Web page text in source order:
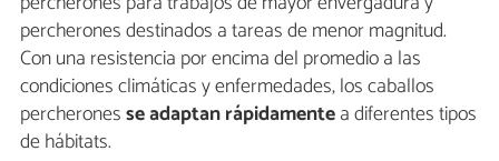
percherones destinados a tareas de menor magnitud.
Con una resistencia por encima del promedio a las
condiciones climáticas y enfermedades, los caballos
percheronesse adaptan rápidamentea diferentes tipos
de hábitats.